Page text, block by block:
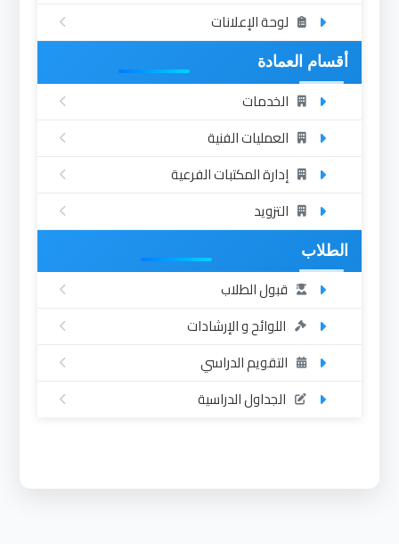
لوحة الإعلانات
أقسام العمادة
الخدمات
العمليات الفنية
إدارة المكتبات الفرعية
التزويد
الطلاب
قبول الطلاب
اللوائح و الإرشادات
التقويم الدراسي
الجداول الدراسية